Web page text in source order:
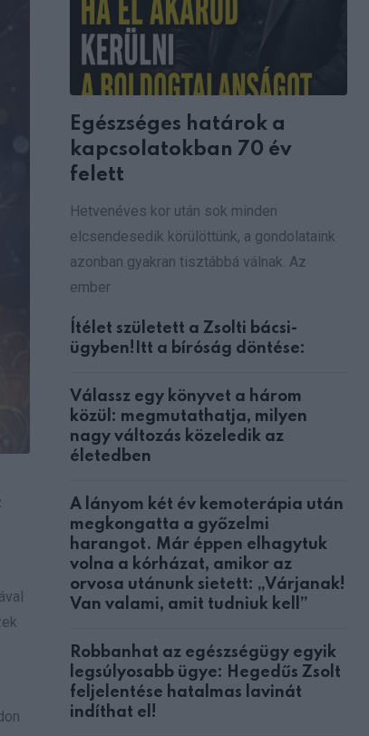
Egészséges határok a
kapcsolatokban 70 év
felett
Hetvenéves kor után sok minden
elcsendesedik körülöttünk, a gondolataink
azonban gyakran tisztábbá válnak. Az
ember
Ítélet született a Zsolti bácsi-
ügyben!Itt a bíróság döntése:
Válassz egy könyvet a három
közül: megmutathatja, milyen
nagy változás közeledik az
életedben
A lányom két év kemoterápia után
megkongatta a győzelmi
harangot. Már éppen elhagytuk
volna a kórházat, amikor az
orvosa utánunk sietett: „Várjanak!
Van valami, amit tudniuk kell”
Robbanhat az egészségügy egyik
legsúlyosabb ügye: Hegedűs Zsolt
feljelentése hatalmas lavinát
indíthat el!